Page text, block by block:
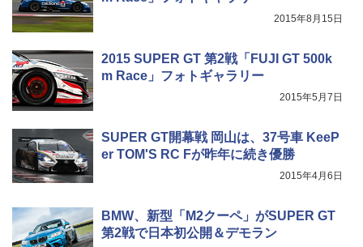
2015年8月15日
2015 SUPER GT 第2戦「FUJI GT 500k
m Race」フォトギャラリー
2015年5月7日
SUPER GT開幕戦 岡山は、37号車 KeeP
er TOM'S RC Fが昨年に続き優勝
2015年4月6日
BMW、新型「M2クーペ」がSUPER GT
第2戦で日本初公開＆デモラン